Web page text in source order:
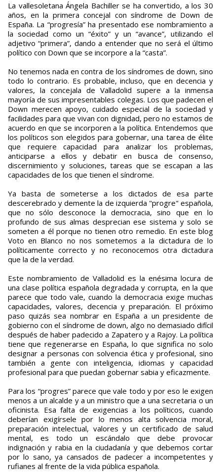
La vallesoletana Ángela Bachiller se ha convertido, a los 30
años, en la primera concejal con síndrome de Down de
España. La “progresía” ha presentado ese nombramiento a
la sociedad como un “éxito” y un “avance”, utilizando el
adjetivo “primera”, dando a entender que no será el último
político con Down que se incorpore a la “casta”.
No tenemos nada en contra de los síndromes de down, sino
todo lo contrario. Es probable, incluso, que en decencia y
valores, la concejala de Valladolid supere a la inmensa
mayoría de sus impresentables colegas. Los que padecen el
Down merecen apoyo, cuidado especial de la sociedad y
facilidades para que vivan con dignidad, pero no estamos de
acuerdo en que se incorporen a la política. Entendemos que
los políticos son elegidos para gobernar, una tarea de élite
que requiere capacidad para analizar los problemas,
anticiparse a ellos y debatir en busca de consenso,
discernimiento y soluciones, tareas que se escapan a las
capacidades de los que tienen el síndrome.
Ya basta de someterse a los dictados de esa parte
descerebrado y demente la de izquierda "progre" española,
que no sólo desconoce la democracia, sino que en lo
profundo de sus almas desprecian ese sistema y solo se
someten a él porque no tienen otro remedio. En este blog
Voto en Blanco no nos sometemos a la dictadura de lo
políticamente correcto y no reconocemos otra dictadura
que la de la verdad.
Este nombramiento de Valladolid es la enésima locura de
una clase política española degradada y corrupta, en la que
parece que todo vale, cuando la democracia exige muchas
capacidades, valores, decencia y preparación. El próximo
paso quizás sea nombrar en España a un presidente de
gobierno con el síndrome de down, algo no demasiado difícil
después de haber padecido a Zapatero y a Rajoy. La política
tiene que regenerarse en España, lo que significa no solo
designar a personas con solvencia ética y profesional, sino
también a gente con inteligencia, idiomas y capacidad
profesional para que puedan gobernar sabia y eficazmente.
Para los “progres” parece que vale todo y por eso le exigen
menos a un alcalde y a un ministro que a una secretaria o un
oficinista. Esa falta de exigencias a los políticos, cuando
deberían exigírsele por lo menos alta solvencia moral,
preparación intelectual, valores y un certificado de salud
mental, es todo un escándalo que debe provocar
indignación y rabia en la ciudadanía y que debemos cortar
por lo sano, ya cansados de padecer a incompetentes y
rufianes al frente de la vida pública española.